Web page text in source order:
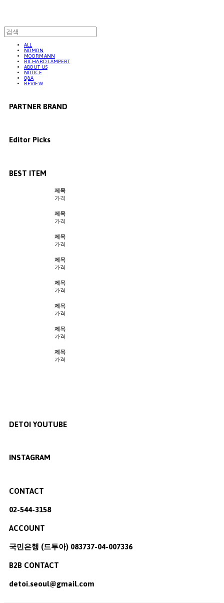
ALL
NOMON
MOORMANN
RICHARD LAMPERT
ABOUT US
NOTICE
Q&A
REVIEW
PARTNER BRAND
Editor Picks
BEST ITEM
제목
가격
제목
가격
제목
가격
제목
가격
제목
가격
제목
가격
제목
가격
제목
가격
DETOI YOUTUBE
INSTAGRAM
CONTACT
02-544-3158
ACCOUNT
국민은행 (드투아) 083737-04-007336
B2B CONTACT
detoi.seoul@gmail.com